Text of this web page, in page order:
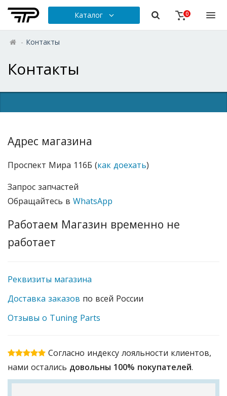
Каталог 0
- Контакты
Контакты
Адрес магазина
Проспект Мира 116Б (как доехать)
Запрос запчастей
Обращайтесь в WhatsApp
Работаем Магазин временно не
работает
Реквизиты магазина
Доставка заказов по всей России
Отзывы о Tuning Parts
Согласно индексу лояльности клиентов,
нами остались довольны 100% покупателей.